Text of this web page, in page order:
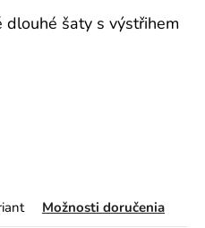
šaty s výstřihem
Možnosti doručenia